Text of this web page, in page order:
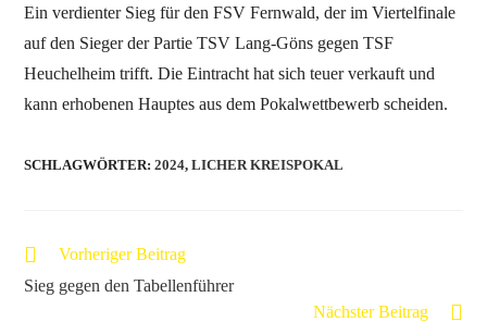
Ein verdienter Sieg für den FSV Fernwald, der im Viertelfinale
auf den Sieger der Partie TSV Lang-Göns gegen TSF
Heuchelheim trifft. Die Eintracht hat sich teuer verkauft und
kann erhobenen Hauptes aus dem Pokalwettbewerb scheiden.
SCHLAGWÖRTER:2024, LICHER KREISPOKAL
Vorheriger Beitrag
Sieg gegen den Tabellenführer
Nächster Beitrag